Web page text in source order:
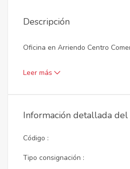
Descripción
Oficina en Arriendo Centro
Leer más
Información detallada
Código :
Tipo consignación :